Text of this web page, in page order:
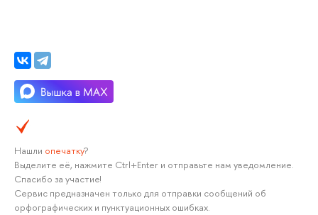
Нашли опечатку?
Выделите её, нажмите Ctrl+Enter и отправьте нам уведомление.
Спасибо за участие!
Сервис предназначен только для отправки сообщений об
орфографических и пунктуационных ошибках.